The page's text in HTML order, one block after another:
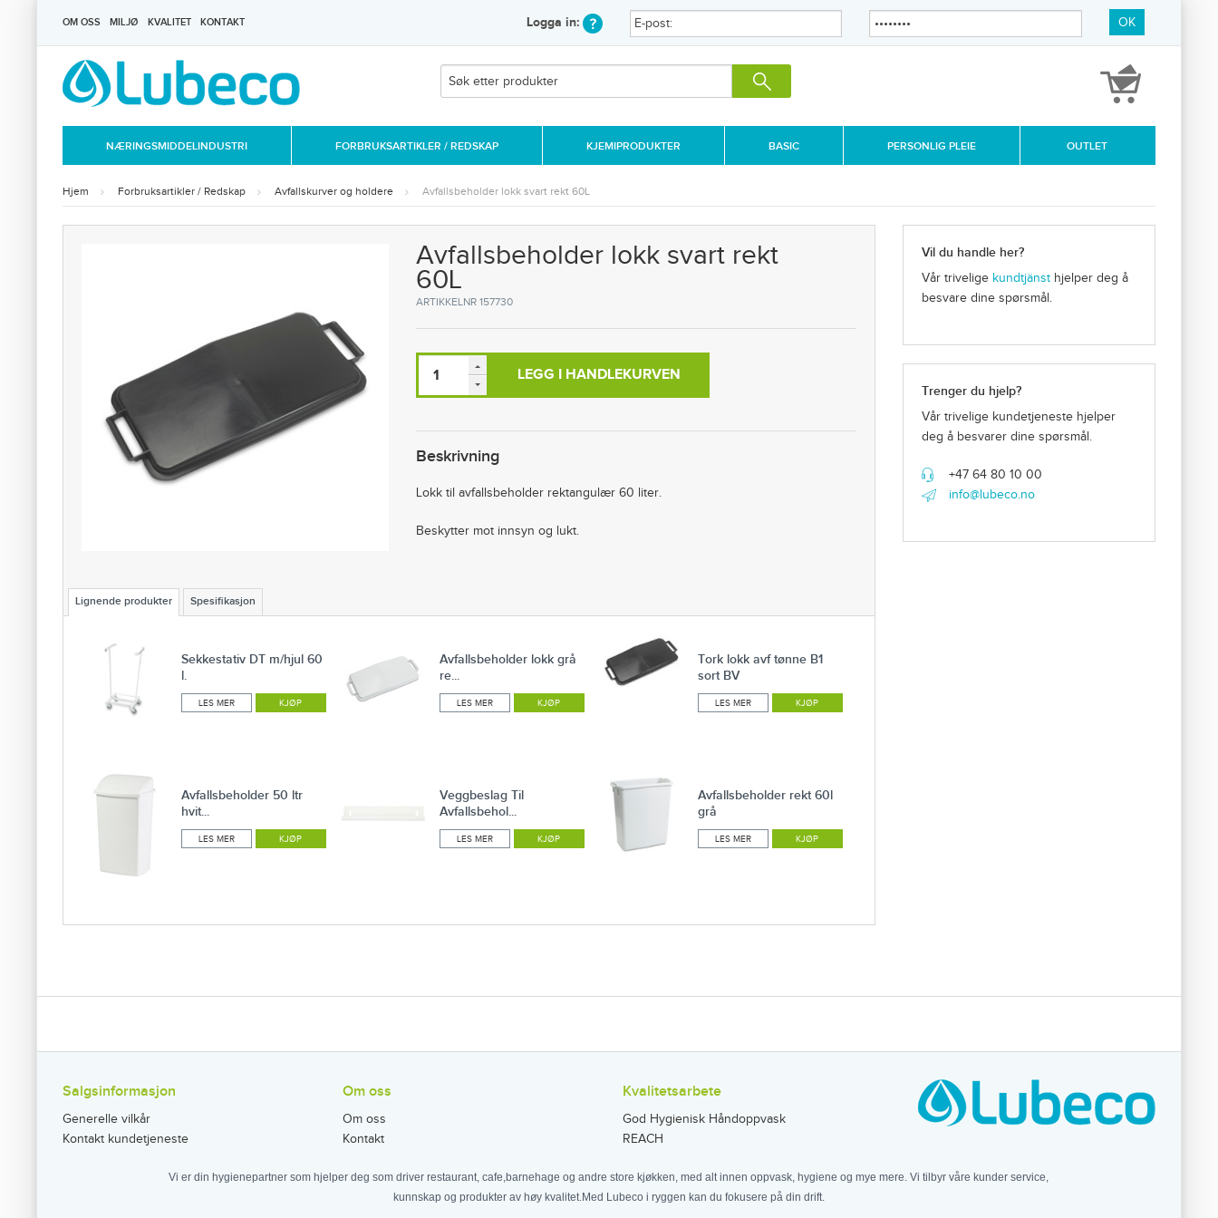
OM OSS MILJØ KVALITET KONTAKT Logga in: OK
NÆRINGSMIDDELINDUSTRI FORBRUKSARTIKLER / REDSKAP KJEMIPRODUKTER BASIC PERSONLIG PLEIE OUTLET
Hjem Forbruksartikler / Redskap Avfallskurver og holdere Avfallsbeholder lokk svart rekt 60L
Avfallsbeholder lokk svart rekt
60L
ARTIKKELNR 157730
LEGG I HANDLEKURVEN
Beskrivning
Lokk til avfallsbeholder rektangulær 60 liter.
Beskytter mot innsyn og lukt.
Lignende produkter Spesifikasjon
Sekkestativ DT m/hjul 60
l.
LES MER KJØP
Avfallsbeholder lokk grå
re...
LES MER KJØP
Tork lokk avf tønne B1
sort BV
LES MER KJØP
Avfallsbeholder 50 ltr
hvit...
LES MER KJØP
Veggbeslag Til
Avfallsbehol...
LES MER KJØP
Avfallsbeholder rekt 60l
grå
LES MER KJØP
Vil du handle her?
Vår trivelige kundtjänst hjelper deg å
besvare dine spørsmål.
Trenger du hjelp?
Vår trivelige kundetjeneste hjelper
deg å besvarer dine spørsmål.
+47 64 80 10 00
info@lubeco.no
Salgsinformasjon
Generelle vilkår
Kontakt kundetjeneste
Om oss
Om oss
Kontakt
Kvalitetsarbete
God Hygienisk Håndoppvask
REACH
Vi er din hygienepartner som hjelper deg som driver restaurant, cafe,barnehage og andre store kjøkken, med alt innen oppvask, hygiene og mye mere. Vi tilbyr våre kunder service,
kunnskap og produkter av høy kvalitet.Med Lubeco i ryggen kan du fokusere på din drift.